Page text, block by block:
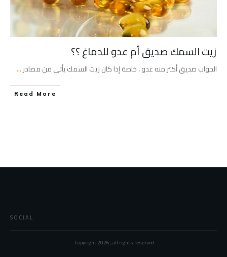
زيت السمك صديق أم عدو للدماغ ؟؟
الجواب صديق أكثر منه عدو ، خاصة إذا كان زيت السمك يأتي من مصادر...
Read More
SOCIAL
Copyright2026, all rights reserved.